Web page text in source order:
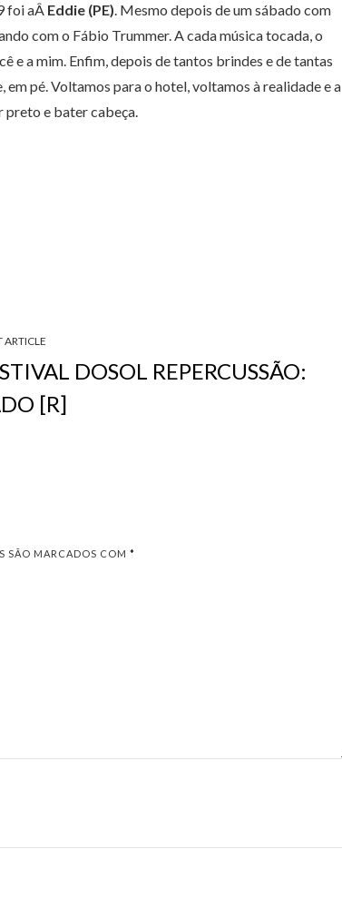
foi aÂ Eddie (PE). Mesmo depois de um sábado com
com o Fábio Trummer. A cada música tocada, o
e a mim. Enfim, depois de tantos brindes e de tantas
pé. Voltamos para o hotel, voltamos à realidade e a
preto e bater cabeça.
ARTICLE
DOSOL REPERCUSSÃO:
[R]
SÃO MARCADOS COM *